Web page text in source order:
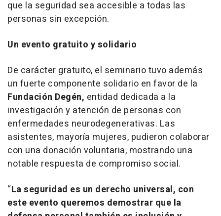
que la seguridad sea accesible a todas las
personas sin excepción.
Un evento gratuito y solidario
De carácter gratuito, el seminario tuvo además
un fuerte componente solidario en favor de la
Fundación Degén, entidad dedicada a la
investigación y atención de personas con
enfermedades neurodegenerativas. Las
asistentes, mayoría mujeres, pudieron colaborar
con una donación voluntaria, mostrando una
notable respuesta de compromiso social.
“La seguridad es un derecho universal, con
este evento queremos demostrar que la